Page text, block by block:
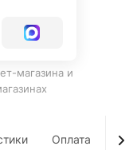
магазина и
Оплата